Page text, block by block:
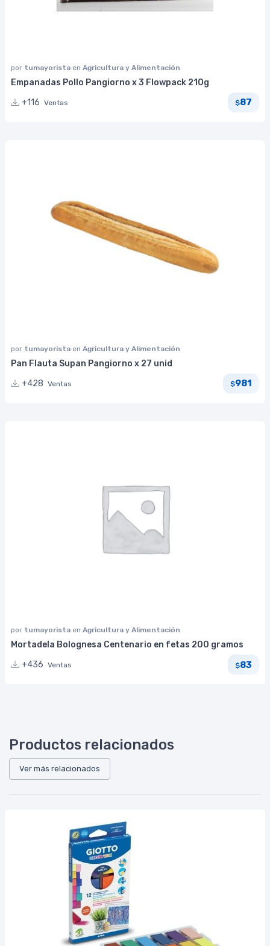
por tumayorista en Agricultura y Alimentación
Empanadas Pollo Pangiorno x 3 Flowpack 210g
+116 Ventas $87
por tumayorista en Agricultura y Alimentación
Pan Flauta Supan Pangiorno x 27 unid
+428 Ventas $981
por tumayorista en Agricultura y Alimentación
Mortadela Bolognesa Centenario en fetas 200 gramos
+436 Ventas $83
Productos relacionados
Ver más relacionados